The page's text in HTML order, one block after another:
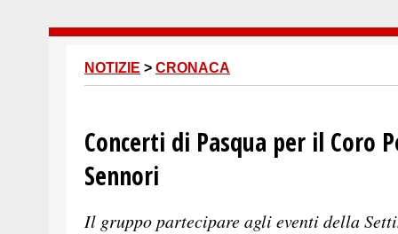
NOTIZIE > CRONACA
Concerti di Pasqua per il Coro
Sennori
Il gruppo partecipare agli eventi della